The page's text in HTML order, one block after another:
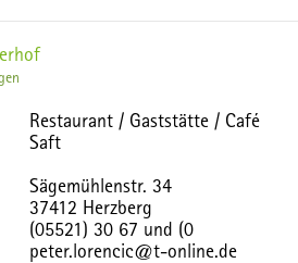
Restaurant / Gaststätte / Café
Saft
Sägemühlenstr. 34
37412 Herzberg
(05521) 30 67 und (0
peter.lorencic@t-online.de